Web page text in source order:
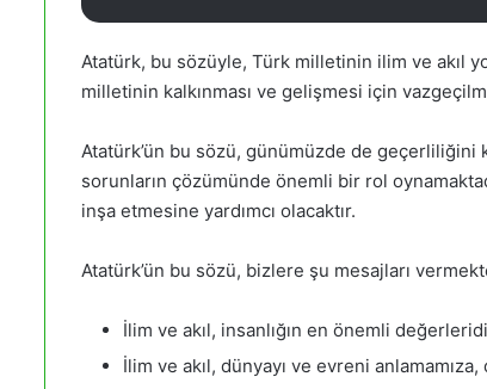
Atatürk, bu sözüyle, Türk milletinin ilim ve akıl
milletinin kalkınması ve gelişmesi için
Atatürk’ün bu sözü, günümüzde de geçerliliğini
sorunların çözümünde önemli bir rol
inşa etmesine yardımcı olacaktır.
Atatürk’ün bu sözü, bizlere şu mesajları
İlim ve akıl, insanlığın en önemli
İlim ve akıl, dünyayı ve evreni